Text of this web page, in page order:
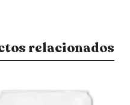
relacionados